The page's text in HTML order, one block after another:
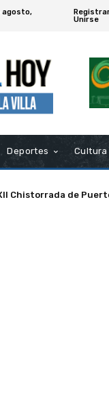
agosto,
Unirse
Deportes Cultura
Chistorrada de